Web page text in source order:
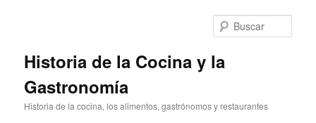
Historia de la Cocina y la
Gastronomía
Historia de la cocina, los alimentos, gastrónomos y restaurantes